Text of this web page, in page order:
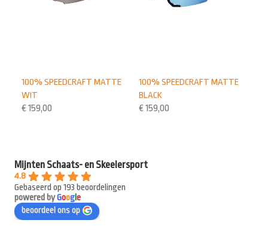
100% SPEEDCRAFT MATTE
BLACK
€ 159,00
100% SPEEDCRAFT MATTE
WIT
€ 159,00
Mijnten Schaats- en Skeelersport
4.8
Gebaseerd op 193 beoordelingen
powered byGooge
beoordeel ons op